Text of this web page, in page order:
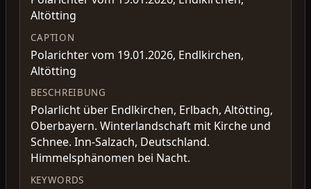
Altötting
CAPTION
Polarichter vom 19.01.2026, Endlkirchen,
Altötting
BESCHREIBUNG
Polarlicht über Endlkirchen, Erlbach, Altötting,
Oberbayern. Winterlandschaft mit Kirche und
Schnee. Inn-Salzach, Deutschland.
Himmelsphänomen bei Nacht.
KEYWORDS